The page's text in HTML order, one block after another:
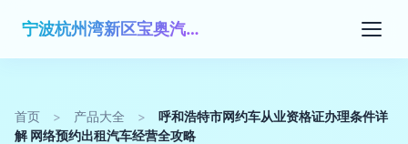
宁波杭州湾新区宝奥汽车俱乐部有限公司
首页 > 产品大全 >
呼和浩特市网约车从业资格证办理条件详
解 网络预约出租汽车经营全攻略